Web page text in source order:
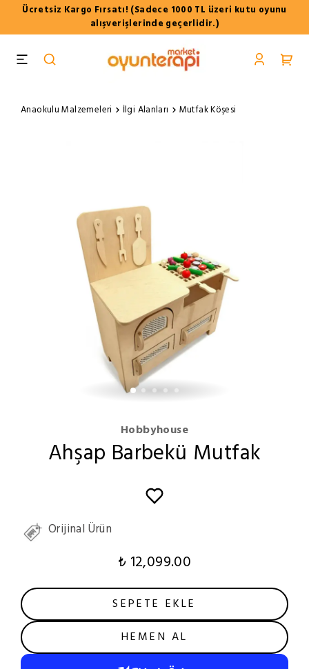
Ücretsiz Kargo Fırsatı! (Sadece 1000 TL üzeri kutu oyunu
alışverişlerinde geçerlidir.)
Anaokulu Malzemeleri İlgi Alanları Mutfak Köşesi
Hobbyhouse
Ahşap Barbekü Mutfak
Orijinal Ürün
₺ 12,099.00
SEPETE EKLE
HEMEN AL